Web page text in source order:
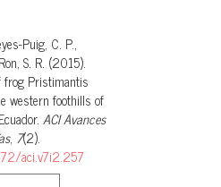
Puig, C. P.,
S. R. (2015).
frog Pristimantis
western foothills of
ACI Avances
, 7(2).
aci.v7i2.257